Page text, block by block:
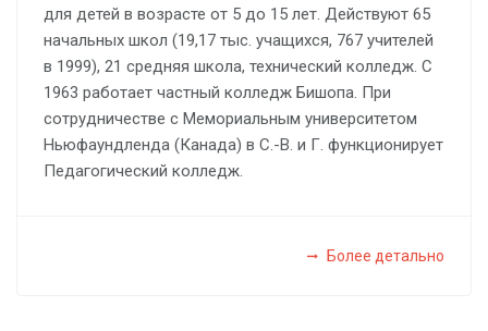
для детей в возрасте от 5 до 15 лет. Действуют 65
начальных школ (19,17 тыс. учащихся, 767 учителей
в 1999), 21 средняя школа, технический колледж. С
1963 работает частный колледж Бишопа. При
сотрудничестве с Мемориальным университетом
Ньюфаундленда (Канада) в С.-В. и Г. функционирует
Педагогический колледж.
Более детально